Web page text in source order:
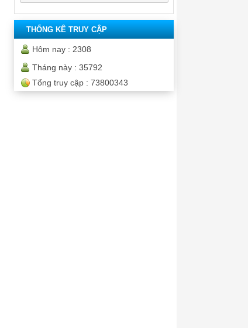
THỐNG KÊ TRUY CẬP
Hôm nay : 2308
Tháng này : 35792
Tổng truy cập : 73800343